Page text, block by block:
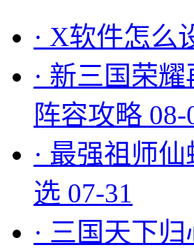
· X软件怎么
· 新三国荣
阵容攻略 08-
· 最强祖师
选 07-31
· 三国天下